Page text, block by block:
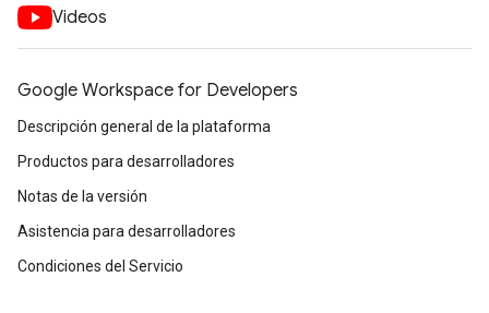
Videos
Google Workspace for Developers
Descripción general de la plataforma
Productos para desarrolladores
Notas de la versión
Asistencia para desarrolladores
Condiciones del Servicio